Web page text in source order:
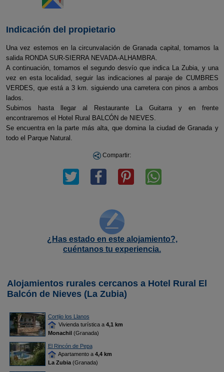
Indicación del propietario
Una vez estemos en la circunvalación de Granada capital, tomamos la
salida RONDA SUR-SIERRA NEVADA-ALHAMBRA.
A continuación, tomamos el segundo desvío que indica La Zubia, y una
vez en esta localidad, seguir las indicaciones al paraje de CUMBRES
VERDES, que está a 3 km. siguiendo una carretera con pinos a ambos
lados.
Subimos hasta llegar al Restaurante La Guitarra y en frente
encontraremos el Hotel Rural BALCÓN de NIEVES.
Se encuentra en la parte más alta, que domina la ciudad de Granada y
todo el Parque Natural.
Compartir:
¿Has estado en este alojamiento?,
cuéntanos tu experiencia.
Alojamientos rurales cercanos a Hotel Rural El
Balcón de Nieves (La Zubia)
Cortijo los Llanos
Vivienda turística a 4,1 km
Monachil(Granada)
El Rincón de Pepa
Apartamento a 4,4 km
La Zubia(Granada)